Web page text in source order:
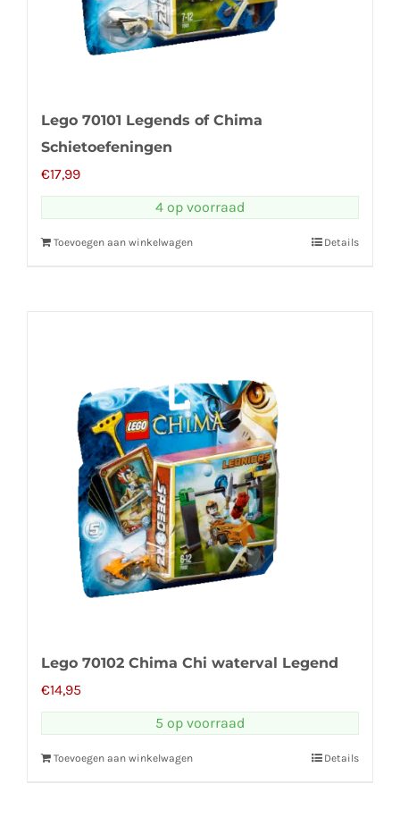
Lego 70101 Legends of Chima
Schietoefeningen
€17,99
4 op voorraad
Toevoegen aan winkelwagen Details
Lego 70102 Chima Chi waterval Legend
€14,95
5 op voorraad
Toevoegen aan winkelwagen Details